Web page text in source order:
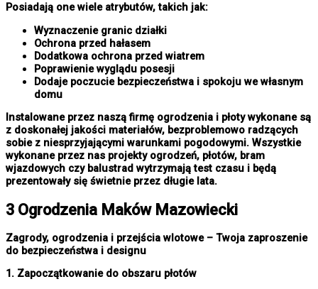
Posiadają one wiele atrybutów, takich jak:
Wyznaczenie granic działki
Ochrona przed hałasem
Dodatkowa ochrona przed wiatrem
Poprawienie wyglądu posesji
Dodaje poczucie bezpieczeństwa i spokoju we własnym
domu
Instalowane przez naszą firmę ogrodzenia i płoty wykonane są
z doskonałej jakości materiałów, bezproblemowo radzących
sobie z niesprzyjającymi warunkami pogodowymi. Wszystkie
wykonane przez nas projekty ogrodzeń, płotów, bram
wjazdowych czy balustrad wytrzymają test czasu i będą
prezentowały się świetnie przez długie lata.
3 Ogrodzenia Maków Mazowiecki
Zagrody, ogrodzenia i przejścia wlotowe – Twoja zaproszenie
do bezpieczeństwa i designu
1. Zapoczątkowanie do obszaru płotów